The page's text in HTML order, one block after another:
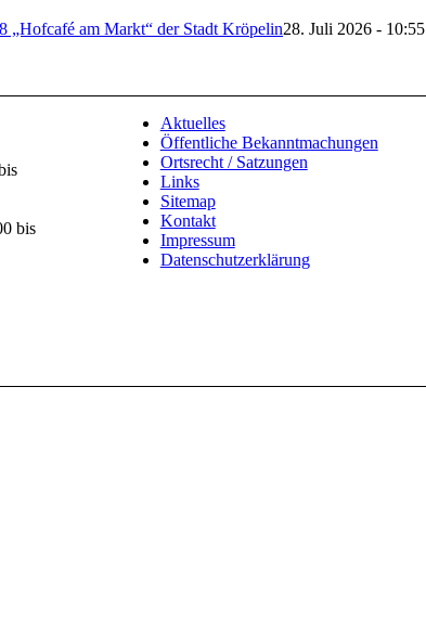
„Hofcafé am Markt“ der Stadt Kröpelin28. Juli 2026 - 10:55
bis
Aktuelles
Öffentliche Bekanntmachungen
Ortsrecht / Satzungen
Links
Sitemap
Kontakt
Impressum
Datenschutzerklärung